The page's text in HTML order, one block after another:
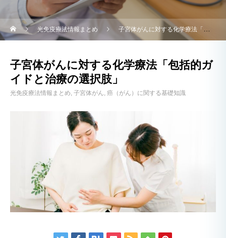
光免疫療法情報まとめ 子宮体がんに対する化学療法「包括的ガイドと治療の選択肢」
子宮体がんに対する化学療法「包括的ガ
イドと治療の選択肢」
光免疫療法情報まとめ 子宮体がん 癌（がん）に関する基礎知識